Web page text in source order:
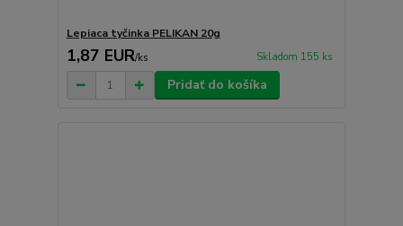
Lepiaca tyčinka PELIKAN 20g
1,87 EUR/ks Skladom 155 ks
Pridať do košíka